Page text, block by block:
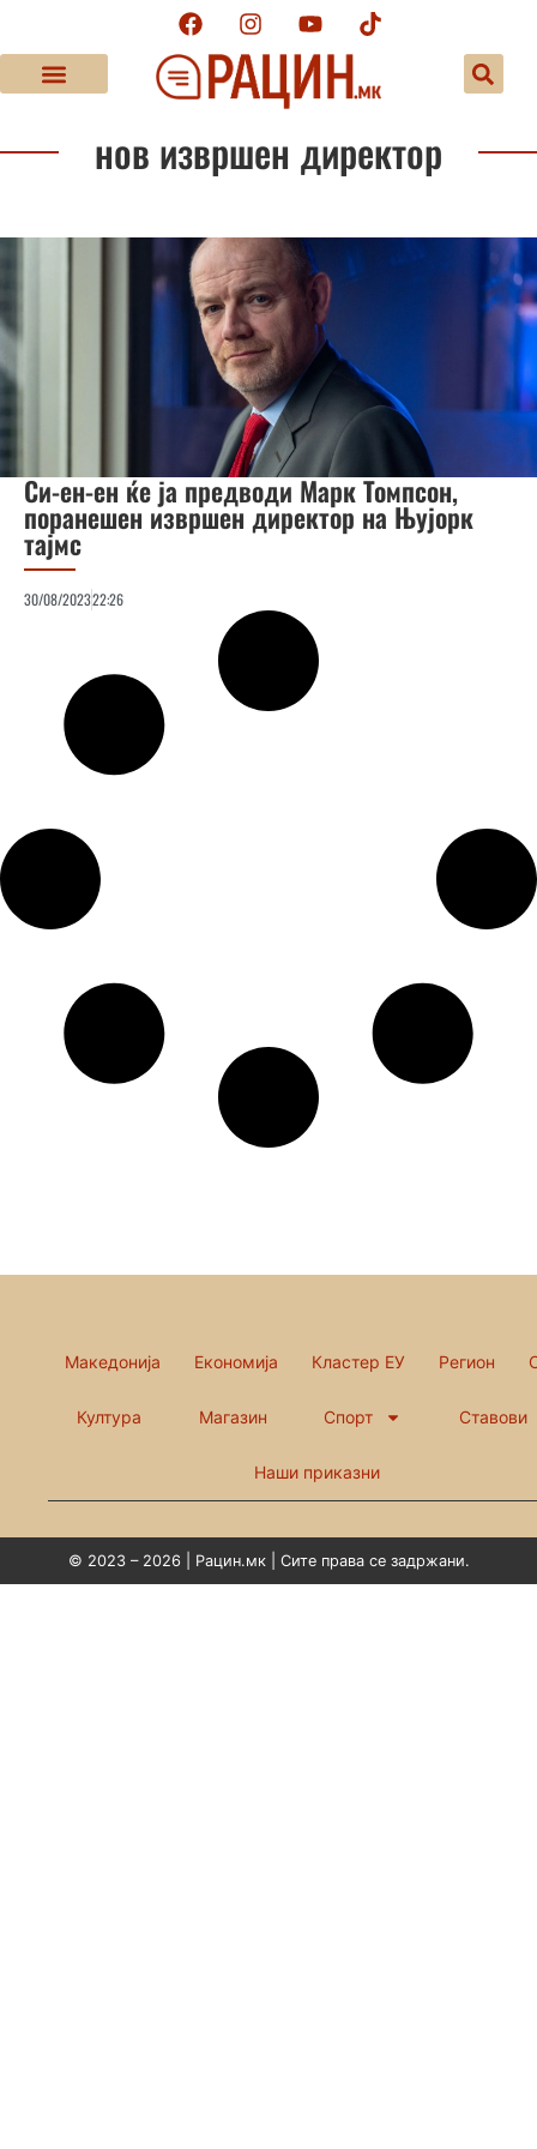
нов извршен директор
Си-ен-ен ќе ја предводи Марк Томпсон,
поранешен извршен директор на Њујорк
тајмс
30/08/202322:26
Македонија Економија Кластер ЕУ Регион
Култура Магазин Спорт Ставови
Наши приказни
© 2023 – 2026 | Рацин.мк | Сите права се задржани.